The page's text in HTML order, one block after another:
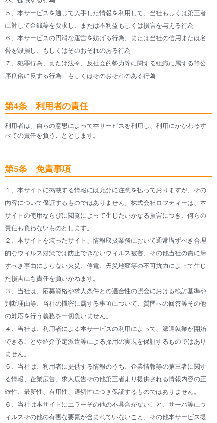
５、本サービスを通じて入手した情報を利用して、当社もしくは第三者
に対して金銭等を要求し、または不利益もしくは損害を与える行為
６、本サービスの円滑な運営を妨げる行為、または当社の信用または名
誉を毀損し、もしくはそのおそれのある行為
７、犯罪行為、または法令、反社会的勢力等に関する組織に属する等公
序良俗に反する行為、もしくはそのおそれのある行為
第4条 利用者の責任
利用者は、自らの意思によって本サービスを利用し、利用にかかわるす
べての責任を負うこととします。
第5条 免責事項
１、本サイトに掲載する情報には充分に注意を払っておりますが、その
内容について保証するものではありません。株式会社ロフティーは、本
サイトの使用ならびに閲覧によって生じたいかなる損害につき、何らの
責任も負わないものとします。
２、本サイトを装ったサイト、情報取扱業務において通常講ずべき合理
的なウィルス対策では防止できないウィルス被害、その他当社の責に帰
すべき事由によらない火災、停電、天災地変等の不可抗力によって生じ
た損害にも責任を負いかねます。
３、当社は、応募資格や求人条件との適合性の照会における検討基準や
判断理由等、当社の機密に属する事項について、質問への回答等その他
の対応を行う義務を一切負いません。
４、当社は、利用者による本サービスの利用によって、派遣就業が開始
できることや紹介予定派遣等による採用の実現を保証するものではあり
ません。
５、当社は、利用者に提供する情報のうち、企業情報等の第三者に関す
る情報、企業広告、求人広告その他第三者より提供される情報内容の正
確性、最新性、有用性、適切性につき保証するものではありません。
６、当社は本サイトにエラーその他の不具合がないこと、サーバ等にウ
ィルスその他の有害な要素が含まれていないこと、その他本サービス提